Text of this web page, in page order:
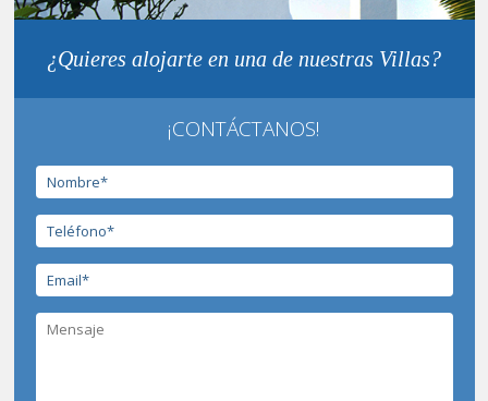
¿Quieres alojarte en una de nuestras Villas?
¡CONTÁCTANOS!